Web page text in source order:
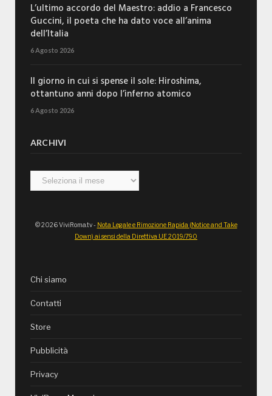
L’ultimo accordo del Maestro: addio a Francesco
Guccini, il poeta che ha dato voce all’anima
dell’Italia
6 Agosto 2026
Il giorno in cui si spense il sole: Hiroshima,
ottantuno anni dopo l’inferno atomico
6 Agosto 2026
ARCHIVI
Archivi
© 2026 ViviRoma.tv - Nota Legale e Rimozione Rapida (Notice and Take
Down) ai sensi della Direttiva UE 2019/790
Chi siamo
Contatti
Store
Pubblicità
Privacy